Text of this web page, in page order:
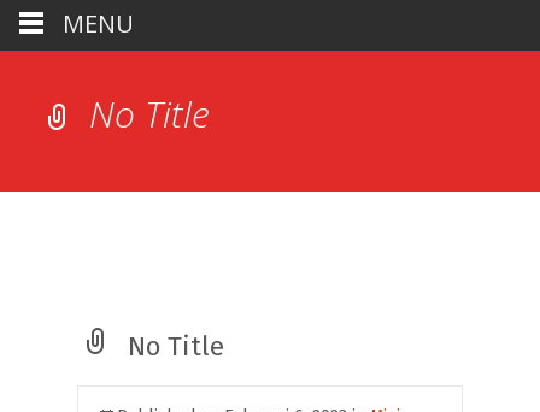
No Title
No Title
MENU